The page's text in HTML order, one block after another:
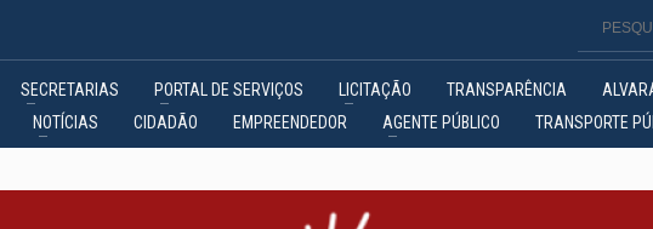
SECRETARIAS PORTAL DE SERVIÇOS LICITAÇÃO TRANSPARÊNCIA
NOTÍCIAS CIDADÃO EMPREENDEDOR AGENTE PÚBLICO TRANSPORTE